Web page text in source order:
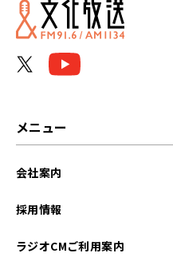
2026年06月
メニュー
会社案内
採用情報
ラジオCMご利用案内